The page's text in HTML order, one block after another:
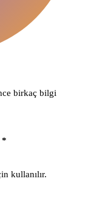
birkaç bilgi
*
kullanılır.